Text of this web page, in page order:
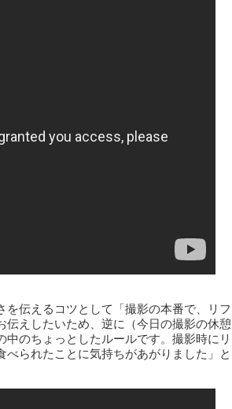
伝えるコツとして「撮影の本番で、リフ
えしたいため、逆に（今日の撮影の休憩
のちょっとしたルールです。撮影時にリ
られたことに気持ちがあがりました」と